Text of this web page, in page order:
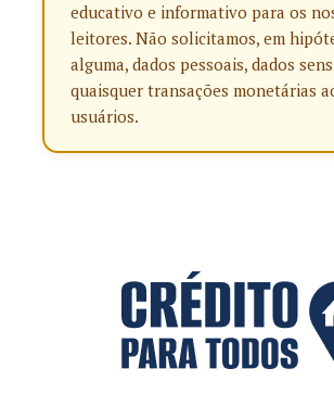
educativo e informativo para os
leitores. Não solicitamos, em
alguma, dados pessoais, dados
quaisquer transações monetárias
usuários.